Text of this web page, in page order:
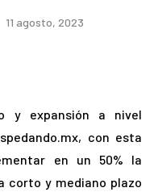
11 agosto, 2023
y expansión a nivel
con esta
en un 50% la
corto y mediano plazo